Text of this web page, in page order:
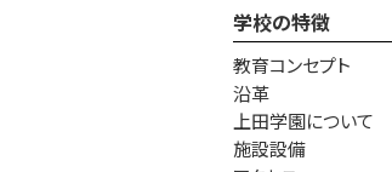
学校の特徴
教育コンセプト
沿革
上田学園について
施設設備